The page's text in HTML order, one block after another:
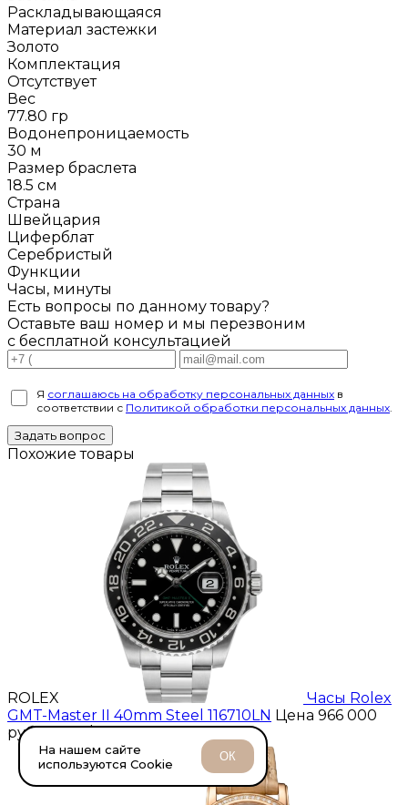
Раскладывающаяся
Материал застежки
Золото
Комплектация
Отсутствует
Вес
77.80 гр
Водонепроницаемость
30 м
Размер браслета
18.5 см
Страна
Швейцария
Циферблат
Серебристый
Функции
Часы, минуты
Есть вопросы по данному товару?
Оставьте ваш номер и мы перезвоним
с бесплатной консультацией
Я соглашаюсь на обработку персональных данных в
соответствии с Политикой обработки персональных данных.
Задать вопрос
Похожие товары
ROLEX
Часы Rolex
GMT-Master II 40mm Stеel 116710LN Цена 966 000
руб. 11 500 $ Купить
На нашем сайте
используются Cookie
ОК